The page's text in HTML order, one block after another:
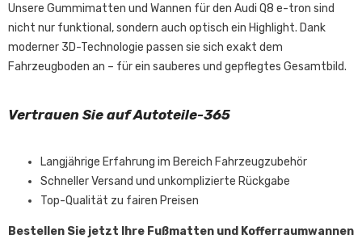
Unsere Gummimatten und Wannen für den Audi Q8 e-tron sind
nicht nur funktional, sondern auch optisch ein Highlight. Dank
moderner 3D-Technologie passen sie sich exakt dem
Fahrzeugboden an – für ein sauberes und gepflegtes Gesamtbild.
Vertrauen Sie auf Autoteile-365
Langjährige Erfahrung im Bereich Fahrzeugzubehör
Schneller Versand und unkomplizierte Rückgabe
Top-Qualität zu fairen Preisen
Bestellen Sie jetzt Ihre Fußmatten und Kofferraumwannen